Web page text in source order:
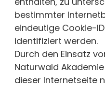
bestimmter
eindeutige Cookie-
identifiziert werden.
Durch den Einsatz
Naturwald
dieser Internetseite